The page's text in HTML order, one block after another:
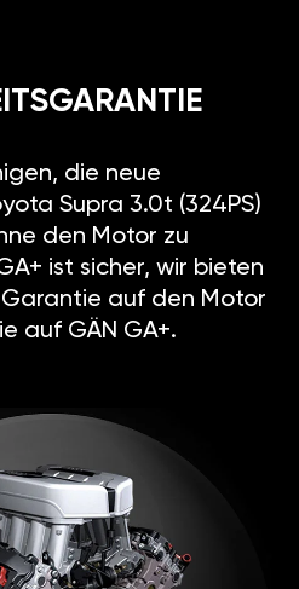
die neue
Supra 3.0t (324PS)
den Motor zu
ist sicher, wir bieten
auf den Motor
auf GÄN GA+.